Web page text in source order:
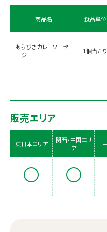
商品名 食品単位
あらびきカレーソーセ
ージ
1個当たり
販売エリア
東日本エリア
関西・中国エリ
ア